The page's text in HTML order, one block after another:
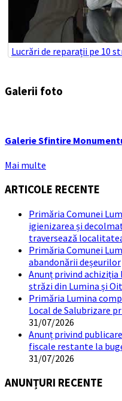
Lucrări de reparații pe 10
Galerii foto
Galerie Sfintire
Mai multe
ARTICOLE RECENTE
Primăria Comunei
igienizarea și
traversează
Primăria Comunei
abandonării deșeurilor
Anunț privind
străzi din Lumina și
Primăria Lumina
Local de Salubrizare
31/07/2026
Anunț privind
fiscale restante la
31/07/2026
ANUNȚURI RECENTE